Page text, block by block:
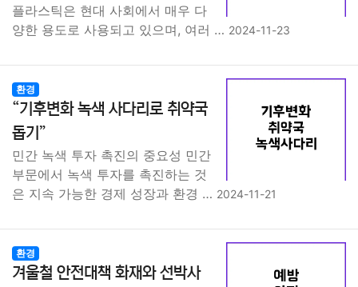
플라스틱은 현대 사회에서 매우 다
양한 용도로 사용되고 있으며, 여러 … 2024-11-23
환경
“기후변화 녹색 사다리로 취약국
돕기”
민간 녹색 투자 촉진의 중요성 민간
부문에서 녹색 투자를 촉진하는 것
은 지속 가능한 경제 성장과 환경 … 2024-11-21
환경
겨울철 안전대책 화재와 선박사